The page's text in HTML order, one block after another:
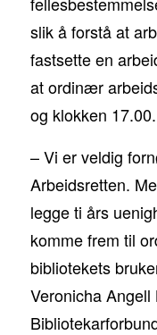
slik å forstå at
fastsette en
at ordinær
og klokken
– Vi er veldig
Arbeidsretten.
legge ti års
komme frem til
bibliotekets
Veronicha